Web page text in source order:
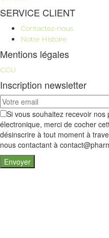
SERVICE CLIENT
Contactez-nous
Notre Histoire
Mentions légales
CGU
Inscription newsletter
Si vous souhaitez recevoir
électronique, merci de cocher
désinscrire à tout moment à
nous contactant à